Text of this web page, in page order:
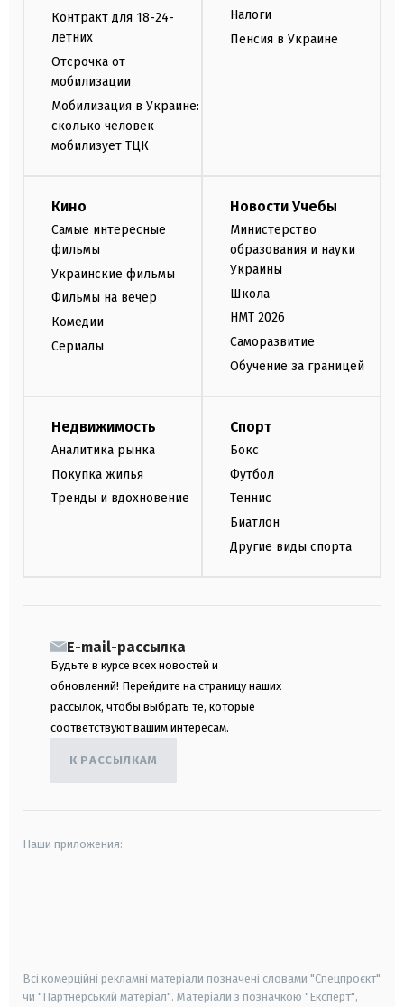
Контракт для 18-24-
летних
Отсрочка от
мобилизации
Мобилизация в Украине:
сколько человек
мобилизует ТЦК
Налоги
Пенсия в Украине
Кино
Самые интересные
фильмы
Украинские фильмы
Фильмы на вечер
Комедии
Сериалы
Новости Учебы
Министерство
образования и науки
Украины
Школа
НМТ 2026
Саморазвитие
Обучение за границей
Недвижимость
Аналитика рынка
Покупка жилья
Тренды и вдохновение
Спорт
Бокс
Футбол
Теннис
Биатлон
Другие виды спорта
E-mail-рассылка
Будьте в курсе всех новостей и
обновлений! Перейдите на страницу наших
рассылок, чтобы выбрать те, которые
соответствуют вашим интересам.
К РАССЫЛКАМ
Наши приложения:
Всі комерційні рекламні матеріали позначені словами "Спецпроєкт"
чи "Партнерський матеріал". Матеріали з позначкою "Експерт",